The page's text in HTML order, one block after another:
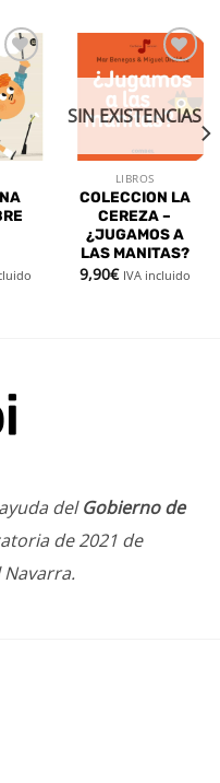
a la
de
Añadir
a la
lista de
deseos
SIN EXISTENCIAS
LIBROS
COLECCION LA
CEREZA –
¿JUGAMOS A
LAS MANITAS?
9,90€ IVA incluido
delGobierno de
de 2021 de